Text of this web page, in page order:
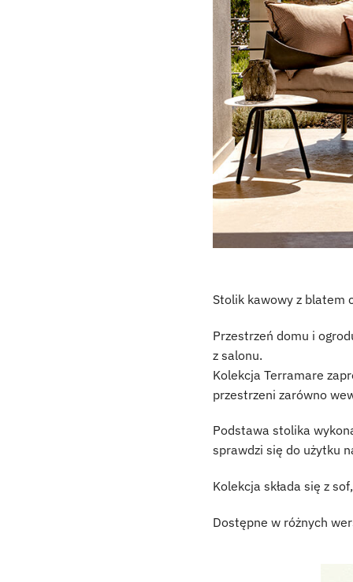
Stolik kawowy z
Przestrzeń domu i
z salonu.
Kolekcja Terramare
przestrzeni zarówno
Podstawa stolika
sprawdzi się do użytku
Kolekcja składa się z
Dostępne w różnych